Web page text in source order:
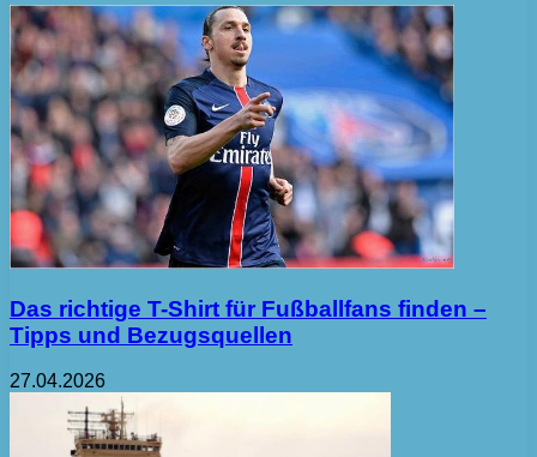
Das richtige T-Shirt für Fußballfans finden –
Tipps und Bezugsquellen
27.04.2026